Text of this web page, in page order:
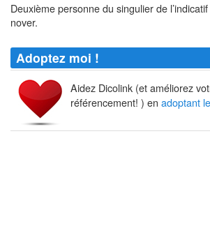
Deuxième personne du singulier de
nover.
Adoptez moi !
Aidez Dicolink (et améliorez
référencement! ) en adoptant